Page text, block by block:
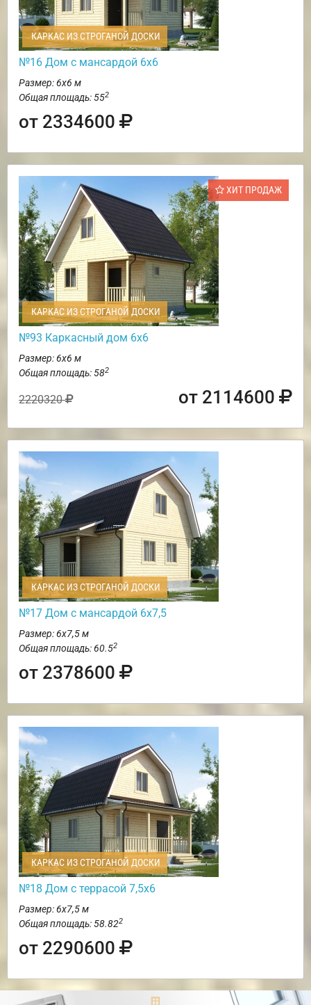
КАРКАС ИЗ СТРОГАНОЙ ДОСКИ
№16 Дом с мансардой 6х6
Размер: 6х6 м
Общая площадь: 552
от 2334600
ХИТ ПРОДАЖ
КАРКАС ИЗ СТРОГАНОЙ ДОСКИ
№93 Каркасный дом 6х6
Размер: 6х6 м
Общая площадь: 582
2220320 от 2114600
КАРКАС ИЗ СТРОГАНОЙ ДОСКИ
№17 Дом с мансардой 6х7,5
Размер: 6х7,5 м
Общая площадь: 60.52
от 2378600
КАРКАС ИЗ СТРОГАНОЙ ДОСКИ
№18 Дом с террасой 7,5х6
Размер: 6х7,5 м
Общая площадь: 58.822
от 2290600